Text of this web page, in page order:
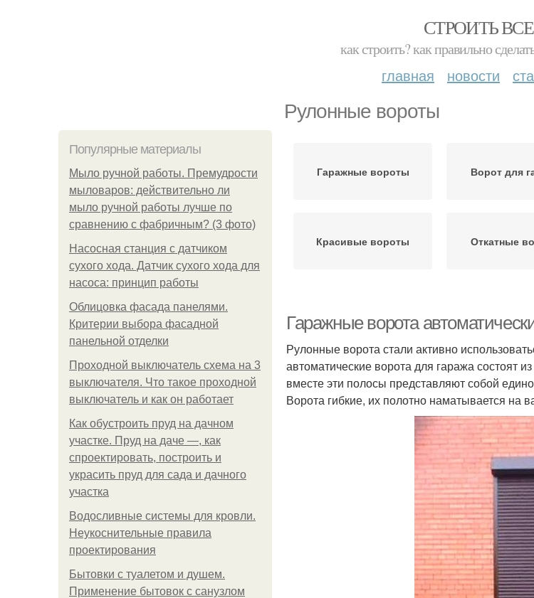
СТРОИТЬ ВСЕ
как строить? как правильно
главная новости
Рулонные вороты
Популярные материалы
Мыло ручной работы. Премудрости
мыловаров: действительно ли
мыло ручной работы лучше по
сравнению с фабричным? (3 фото)
Насосная станция с датчиком
сухого хода. Датчик сухого хода для
насоса: принцип работы
Облицовка фасада панелями.
Критерии выбора фасадной
панельной отделки
Проходной выключатель схема на 3
выключателя. Что такое проходной
выключатель и как он работает
Как обустроить пруд на дачном
участке. Пруд на даче —, как
спроектировать, построить и
украсить пруд для сада и дачного
участка
Водосливные системы для кровли.
Неукоснительные правила
проектирования
Бытовки с туалетом и душем.
Применение бытовок с санузлом
Гаражные вороты Ворот для
Красивые вороты Откатные
Гаражные ворота
Рулонные ворота стали активно
автоматические ворота для гаража состоят
вместе эти полосы представляют собой
Ворота гибкие, их полотно наматывается на